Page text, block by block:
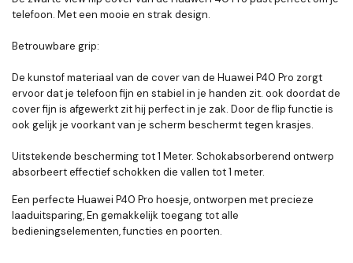
telefoon. Met een mooie en strak design.
Betrouwbare grip:
De kunstof materiaal van de cover van de Huawei P40 Pro zorgt
ervoor dat je telefoon fijn en stabiel in je handen zit. ook doordat de
cover fijn is afgewerkt zit hij perfect in je zak. Door de flip functie is
ook gelijk je voorkant van je scherm beschermt tegen krasjes.
Uitstekende bescherming tot 1 Meter. Schokabsorberend ontwerp
absorbeert effectief schokken die vallen tot 1 meter.
Een perfecte Huawei P40 Pro hoesje, ontworpen met precieze
laaduitsparing, En gemakkelijk toegang tot alle
bedieningselementen, functies en poorten.